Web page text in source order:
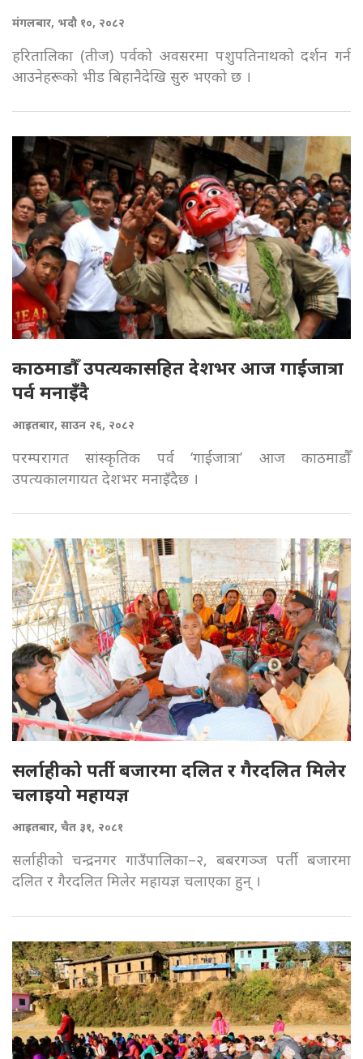
मंगलबार, भदौ १०, २०८२
हरितालिका (तीज) पर्वको अवसरमा पशुपतिनाथको दर्शन गर्न
आउनेहरूको भीड बिहानैदेखि सुरु भएको छ ।
काठमाडौँ उपत्यकासहित देशभर आज गाईजात्रा
पर्व मनाइँदै
आइतबार, साउन २६, २०८२
परम्परागत सांस्कृतिक पर्व ‘गाईजात्रा’ आज काठमाडौँ
उपत्यकालगायत देशभर मनाइँदैछ ।
सर्लाहीको पर्ती बजारमा दलित र गैरदलित मिलेर
चलाइयो महायज्ञ
आइतबार, चैत ३१, २०८१
सर्लाहीको चन्द्रनगर गाउँपालिका–२, बबरगञ्ज पर्ती बजारमा
दलित र गैरदलित मिलेर महायज्ञ चलाएका हुन् ।